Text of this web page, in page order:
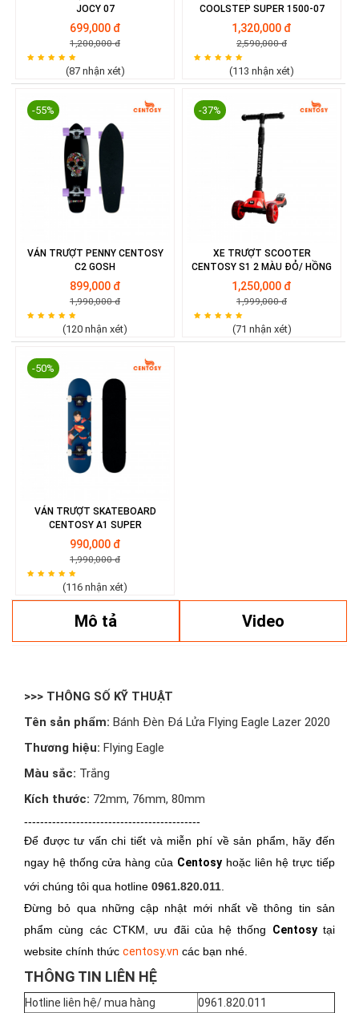
JOCY 07
699,000 đ
1,200,000 đ
(87 nhận xét)
COOLSTEP SUPER 1500-07
1,320,000 đ
2,590,000 đ
(113 nhận xét)
-55%
VÁN TRƯỢT PENNY CENTOSY
C2 GOSH
899,000 đ
1,990,000 đ
(120 nhận xét)
-37%
XE TRƯỢT SCOOTER
CENTOSY S1 2 MÀU ĐỎ/ HỒNG
1,250,000 đ
1,999,000 đ
(71 nhận xét)
-50%
VÁN TRƯỢT SKATEBOARD
CENTOSY A1 SUPER
990,000 đ
1,990,000 đ
(116 nhận xét)
Mô tả
>>> THÔNG SỐ KỸ THUẬT
Tên sản phẩm: Bánh Đèn Đá Lửa Flying Eagle Lazer 2020
Thương hiệu: Flying Eagle
Màu sắc: Trắng
Kích thước: 72mm, 76mm, 80mm
--------------------------------------------
Để được tư vấn chi tiết và miễn phí về sản phẩm, hãy đến
ngay hệ thống cửa hàng của Centosyhoặc liên hệ trực tiếp
với chúng tôi qua hotline 0961.820.011.
Đừng bỏ qua những cập nhật mới nhất về thông tin sản
phẩm cùng các CTKM, ưu đãi của hệ thống Centosytại
website chính thức centosy.vn các bạn nhé.
THÔNG TIN LIÊN HỆ
Hotline liên hệ/ mua hàng 0961.820.011
Video